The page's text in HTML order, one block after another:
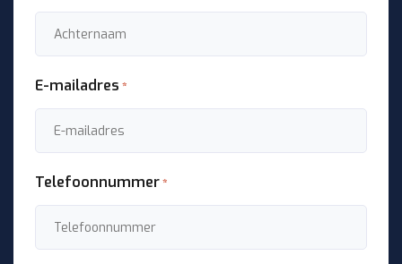
E-mailadres *
Telefoonnummer*